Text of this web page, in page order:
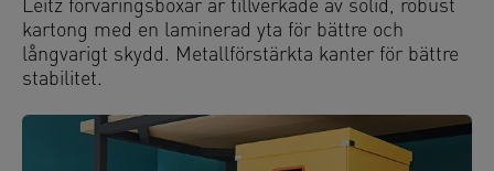
Leitz förvaringsboxar är tillverkade av solid, robust
kartong med en laminerad yta för bättre och
långvarigt skydd. Metallförstärkta kanter för bättre
stabilitet.